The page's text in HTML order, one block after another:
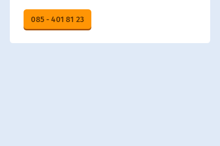
085 - 401 81 23